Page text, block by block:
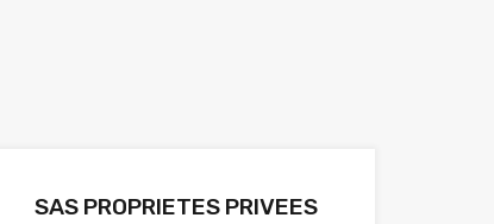
SAS PROPRIETES PRIVEES